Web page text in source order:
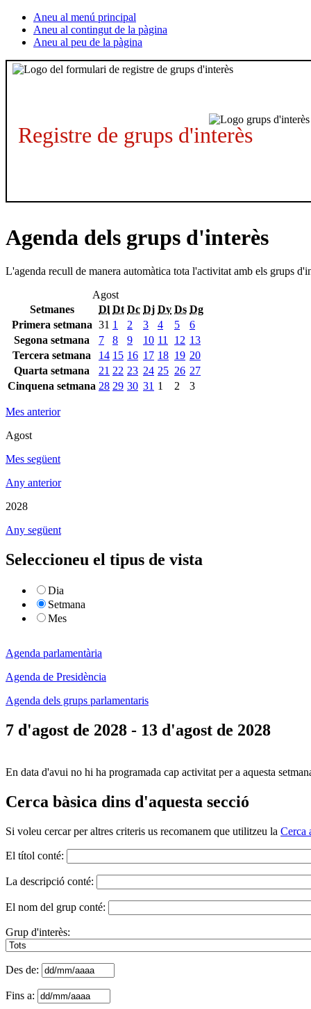
Aneu al menú principal
Aneu al contingut de la pàgina
Aneu al peu de la pàgina
Registre de grups d'interès
Agenda dels grups d'interès
L'agenda recull de manera automàtica tota l'activitat amb els grups
Agost
Setmanes
Dl Dt Dc Dj Dv Ds Dg
Primera setmana 31 1 2 3 4 5
6
Segona setmana
7 8 9 10 11 12 13
Tercera setmana
14 15 16 17 18 19 20
Quarta setmana
21 22 23 24 25 26 27
Cinquena setmana 28 29 30 31 1 2 3
Mes anterior
Agost
Mes següent
Any anterior
2028
Any següent
Seleccioneu el tipus de vista
Dia
Setmana
Mes
Agenda parlamentària
Agenda de Presidència
Agenda dels grups parlamentaris
7 d'agost de 2028 - 13 d'agost de 2028
En data d'avui no hi ha programada cap activitat per a aquesta
Cerca bàsica dins d'aquesta secció
Si voleu cercar per altres criteris us recomanem que utilitzeu la Cerca
El títol conté:
La descripció conté:
El nom del grup conté:
Grup d'interès:
Des de:
Fins a: